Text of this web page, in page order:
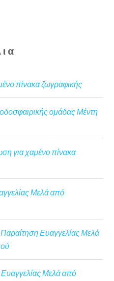
πίνακα ζωγραφικής
ομάδας Μέντη
για χαμένο πίνακα
Μελά από
Παραίτηση Ευαγγελίας Μελά
Μελά από